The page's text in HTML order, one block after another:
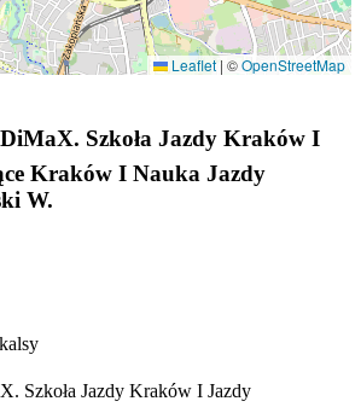
Leaflet | ©OpenStreetMap
Szkoła Jazdy Kraków I
Kraków I Nauka Jazdy
W.
Jazdy Kraków I Jazdy